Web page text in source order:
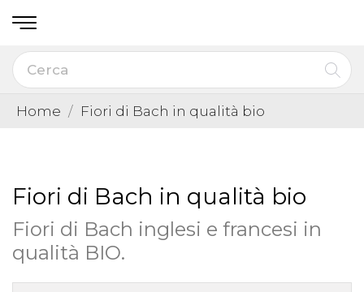
Home Fiori di Bach in qualità bio
Fiori di Bach in qualità bio
Fiori di Bach inglesi e francesi in
qualità BIO.